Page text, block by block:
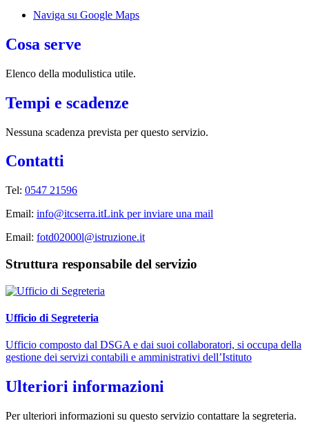
Naviga su Google Maps
Cosa serve
Elenco della modulistica utile.
Tempi e scadenze
Nessuna scadenza prevista per questo servizio.
Contatti
Tel: 0547 21596
Email: info@itcserra.itLink per inviare una mail
Email: fotd02000l@istruzione.it
Struttura responsabile del servizio
Ufficio di Segreteria
Ufficio composto dal DSGA e dai suoi collaboratori, si occupa della
gestione dei servizi contabili e amministrativi dell’Istituto
Ulteriori informazioni
Per ulteriori informazioni su questo servizio contattare la segreteria.